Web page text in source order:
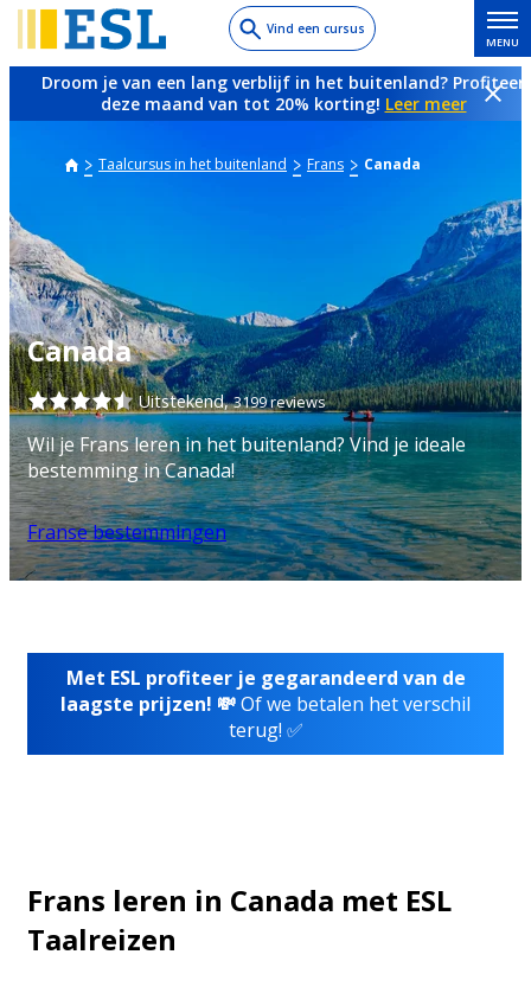
to
main
Vind een cursus
MENU
Droom je van een lang verblijf in het buitenland? Profiteer
deze maand van tot 20% korting! Leer meer
Taalcursus in het buitenland Frans Canada
Canada
Uitstekend,3199 reviews
Wil je Frans leren in het buitenland? Vind je ideale
bestemming in Canada!
Franse bestemmingen
Met ESL profiteer je gegarandeerd van de
laagste prijzen! 💸Of we betalen het verschil
terug! ✅
Frans leren in Canada met ESL
Taalreizen